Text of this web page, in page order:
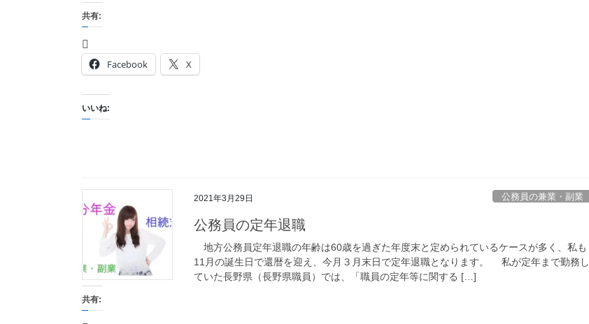
共有:
Facebook X
いいね:
2021年3月29日 公務員の兼業・副業
公務員の定年退職
地方公務員定年退職の年齢は60歳を過ぎた年度末と定められているケースが多く、私も
11月の誕生日で還暦を迎え、今月３月末日で定年退職となります。 私が定年まで勤務し
ていた長野県（長野県職員）では、「職員の定年等に関する […]
共有: